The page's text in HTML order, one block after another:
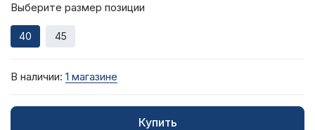
Выберите размер позиции
40 45
В наличии: 1 магазине
Купить